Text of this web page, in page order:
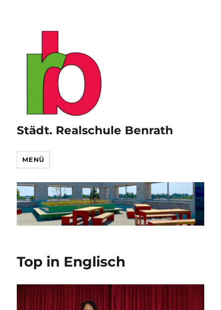
Städt. Realschule Benrath
MENÜ
Top in Englisch